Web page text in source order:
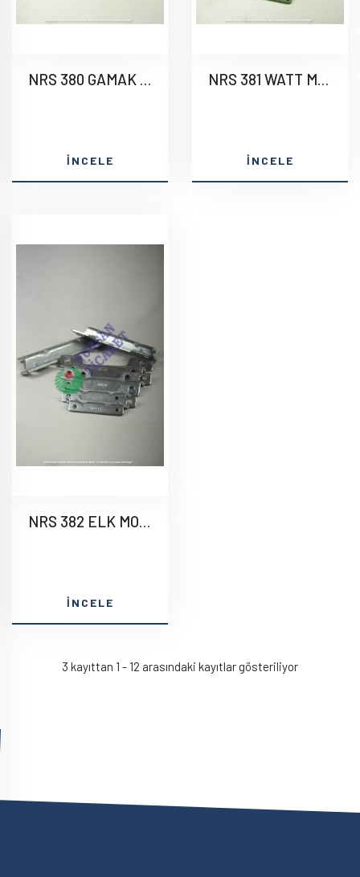
NRS 380 GAMAK MOTOR AYAĞI
İNCELE
NRS 381 WATT MOTOR AYAĞI
İNCELE
NRS 382 ELK MOTOR AYAĞI
İNCELE
3 kayıttan 1 - 12 arasındaki kayıtlar gösteriliyor